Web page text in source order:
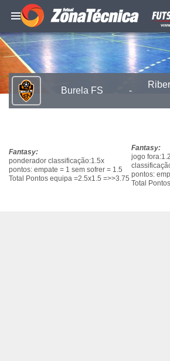
Burela FS -
Fantasy:
ponderador classificação:1.5x
pontos: empate = 1 sem sofrer = 1.5
Total Pontos equipa =2.5x1.5 =>>3.75
Fantasy:
jogo
pontos:
Total